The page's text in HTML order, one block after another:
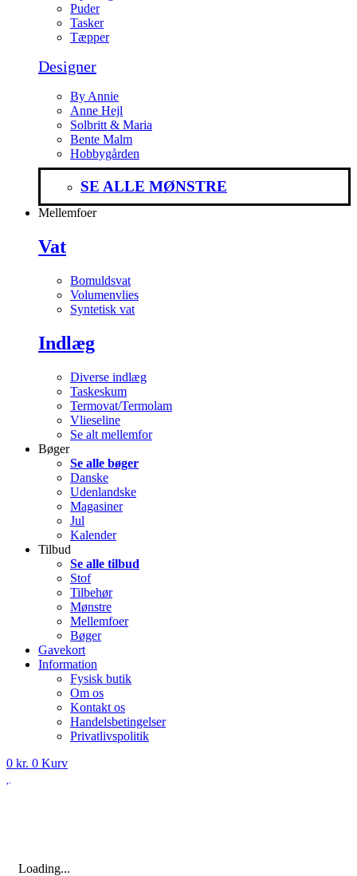
Puder
Tasker
Tæpper
Designer
By Annie
Anne Hejl
Solbritt & Maria
Bente Malm
Hobbygården
SE ALLE MØNSTRE
Mellemfoer
Vat
Bomuldsvat
Volumenvlies
Syntetisk vat
Indlæg
Diverse indlæg
Taskeskum
Termovat/Termolam
Vlieseline
Se alt mellemfor
Bøger
Se alle bøger
Danske
Udenlandske
Magasiner
Jul
Kalender
Tilbud
Se alle tilbud
Stof
Tilbehør
Mønstre
Mellemfoer
Bøger
Gavekort
Information
Fysisk butik
Om os
Kontakt os
Handelsbetingelser
Privatlivspolitik
0 kr. 0 Kurv
Loading...